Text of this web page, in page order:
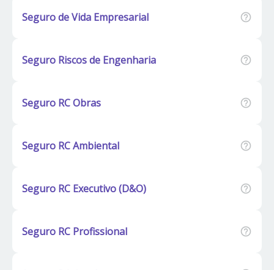
Seguro de Vida Empresarial
Seguro Riscos de Engenharia
Seguro RC Obras
Seguro RC Ambiental
Seguro RC Executivo (D&O)
Seguro RC Profissional